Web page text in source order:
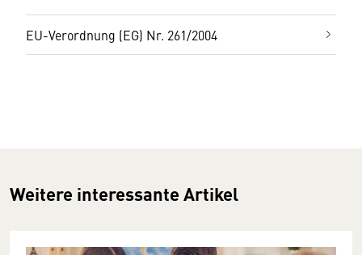
EU-Verordnung (EG) Nr. 261/2004
Weitere interessante Artikel